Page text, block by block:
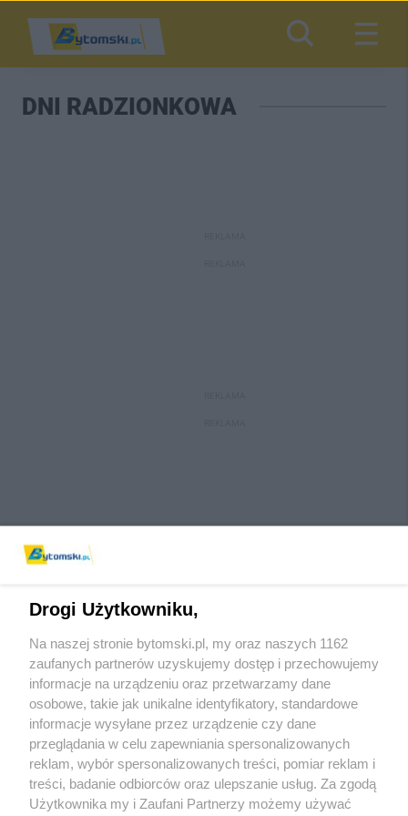
DNI RADZIONKOWA
Wydawca mediów lokalnych
Nie zapomnij
zapoznać się z:
polityką prywatności regulamin korzystania z portali
Twojemiasto Skontaktuj sięz nami
Drogi Użytkowniku,
Na naszej stronie bytomski.pl, my oraz naszych 1162
zaufanych partnerów uzyskujemy dostęp i przechowujemy
informacje na urządzeniu oraz przetwarzamy dane
osobowe, takie jak unikalne identyfikatory, standardowe
informacje wysyłane przez urządzenie czy dane
przeglądania w celu zapewniania spersonalizowanych
reklam, wybór spersonalizowanych treści, pomiar reklam i
treści, badanie odbiorców oraz ulepszanie usług. Za zgodą
Użytkownika my i Zaufani Partnerzy możemy używać